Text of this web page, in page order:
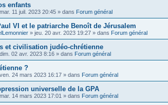
enfants
mar. 11 juil. 2023 20:45 » dans Forum général
VI et le patriarche Benoît de Jérusalem
» jeu. 20 avr. 2023 19:27 » dans Forum général
et civilisation judéo-chrétienne
dim. 02 avr. 2023 8:16 » dans Forum général
?
ven. 24 mars 2023 16:17 » dans Forum général
universelle de la GPA
mar. 14 mars 2023 17:01 » dans Forum général